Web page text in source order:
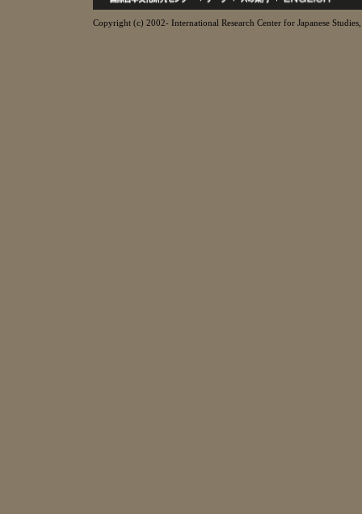
Copyright (c) 2002- International Research Center for Japanese